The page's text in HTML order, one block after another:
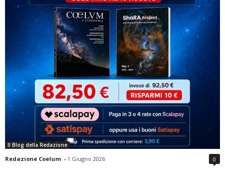
Il Blog della Redazione
Redazione Coelum - 1 Giugno 2026 0